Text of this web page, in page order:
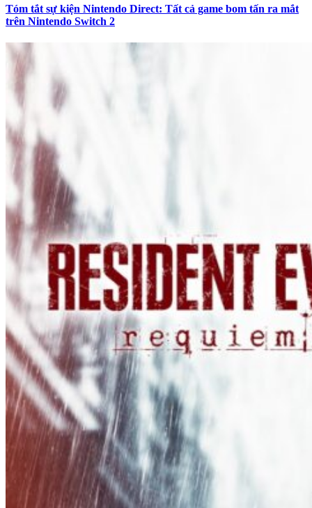
Tóm tắt sự kiện Nintendo Direct: Tất cả game bom tấn ra mắt
trên Nintendo Switch 2